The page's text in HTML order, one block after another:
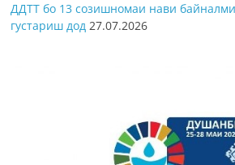
ДДТТ бо 13 созишномаи нави
густариш дод 27.07.2026